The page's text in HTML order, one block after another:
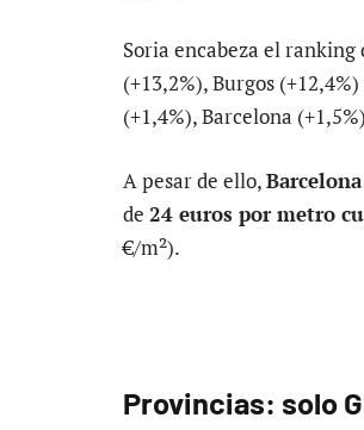
Soria encabeza el ranking
(+13,2%), Burgos
(+1,4%), Barcelona
A pesar de ello,
de 24 euros por metro
€/m²).
Provincias: solo